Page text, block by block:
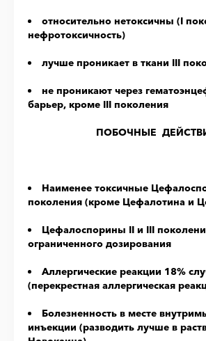
относительно нетоксичны (I
нефротоксичность)
лучше проникает в ткани III
не проникают через
барьер, кроме III поколения
ПОБОЧНЫЕ
Наименее токсичные
поколения (кроме Цефалотина и
Цефалоспорины II и III
ограниченного дозирования
Аллергические реакции 18%
(перекрестная аллергическая
Болезненность в месте
инъекции (разводить лучше в